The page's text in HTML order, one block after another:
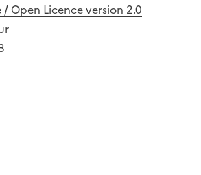
Open Licence version 2.0